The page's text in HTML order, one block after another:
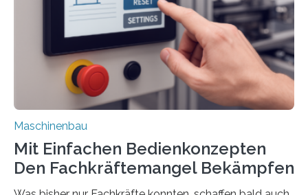
Maschinenbau
Mit Einfachen Bedienkonzepten
Den Fachkräftemangel Bekämpfen